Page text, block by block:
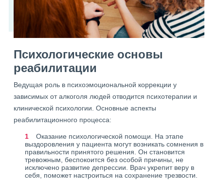
Психологические основы
реабилитации
Ведущая роль в психоэмоциональной коррекции у
зависимых от алкоголя людей отводится психотерапии и
клинической психологии. Основные аспекты
реабилитационного процесса:
Оказание психологической помощи. На этапе
выздоровления у пациента могут возникать сомнения в
правильности принятого решения. Он становится
тревожным, беспокоится без особой причины, не
исключено развитие депрессии. Врач укрепит веру в
себя, поможет настроиться на сохранение трезвости.